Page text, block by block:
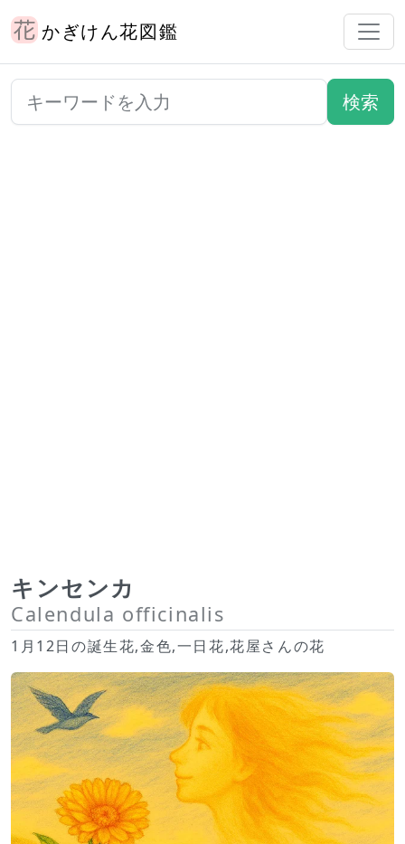
かぎけん花図鑑
キンセンカ
Calendula officinalis
1月12日の誕生花,金色,一日花,花屋さんの花